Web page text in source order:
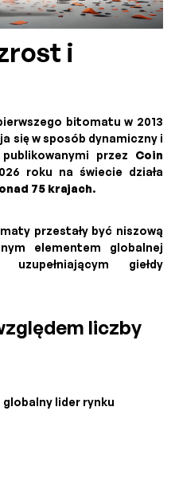
i
bitomatu w 2013
się w sposób dynamiczny i
przez Coin
roku na świecie działa
75 krajach.
przestały być niszową
elementem globalnej
giełdy
liczby
globalny lider rynku